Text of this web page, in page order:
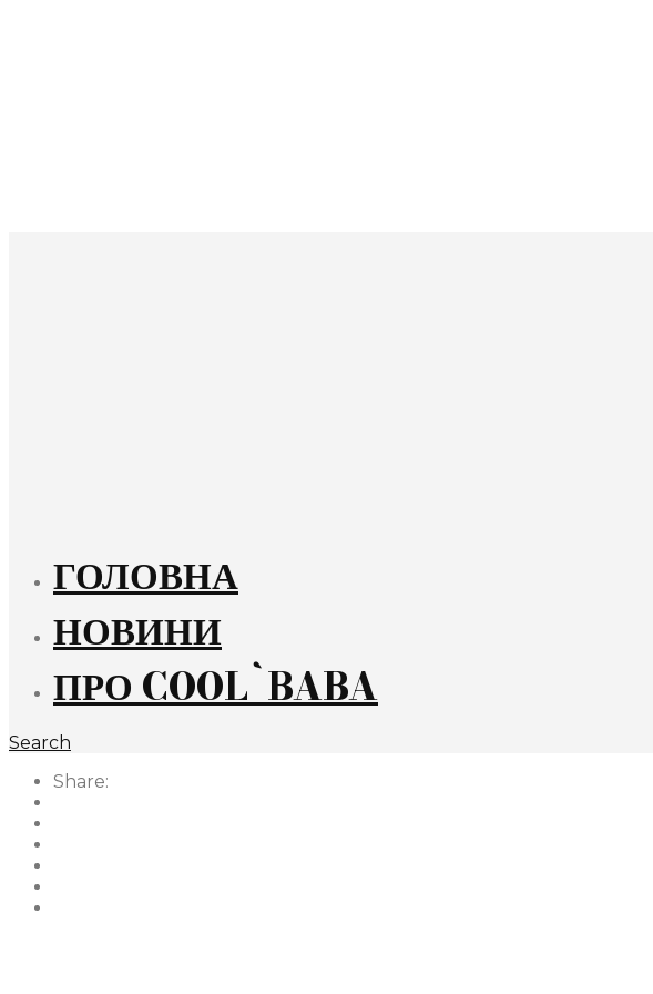
ГОЛОВНА
НОВИНИ
ПРО COOL`BABA
Search
Share: